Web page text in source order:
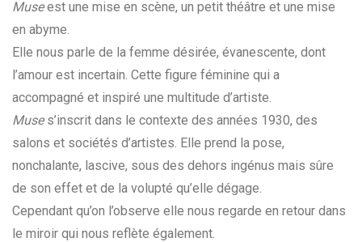
Museest une mise en scène, un petit théâtre et une mise
en abyme.
Elle nous parle de la femme désirée, évanescente, dont
l’amour est incertain. Cette figure féminine qui a
accompagné et inspiré une multitude d’artiste.
Muses’inscrit dans le contexte des années 1930, des
salons et sociétés d’artistes. Elle prend la pose,
nonchalante, lascive, sous des dehors ingénus mais sûre
de son effet et de la volupté qu’elle dégage.
Cependant qu’on l’observe elle nous regarde en retour dans
le miroir qui nous reflète également.